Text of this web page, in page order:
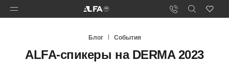
Блог События
ALFA-спикеры на DERMA 2023